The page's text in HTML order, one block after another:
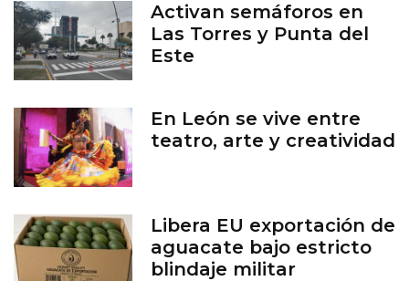
Activan semáforos en
Las Torres y Punta del
Este
En León se vive entre
teatro, arte y creatividad
Libera EU exportación de
aguacate bajo estricto
blindaje militar